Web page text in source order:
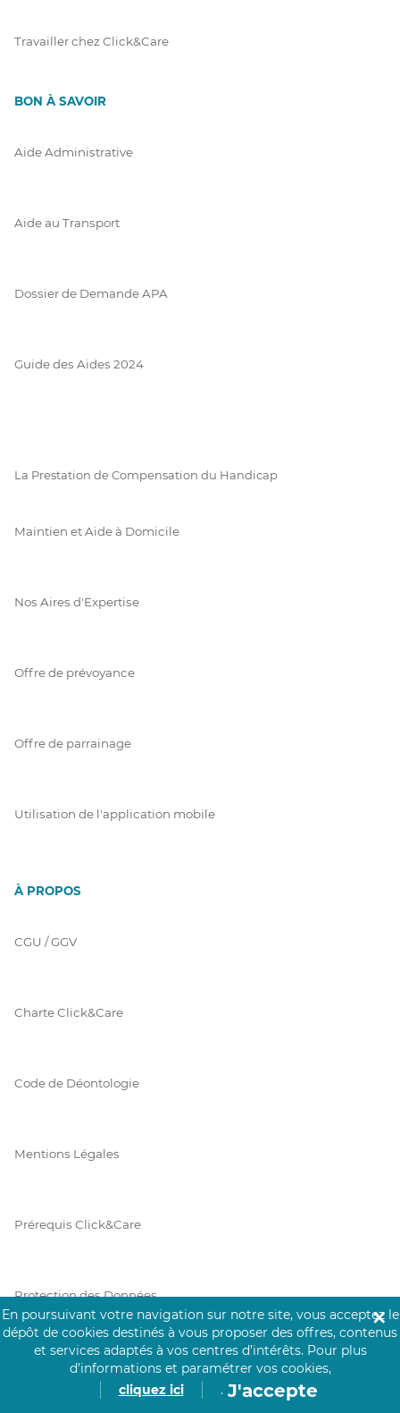
Travailler chez Click&Care
BON À SAVOIR
Aide Administrative
Aide au Transport
Dossier de Demande APA
Guide des Aides 2024
La Prestation de Compensation du Handicap
Maintien et Aide à Domicile
Nos Aires d'Expertise
Offre de prévoyance
Offre de parrainage
Utilisation de l'application mobile
À PROPOS
CGU / GGV
Charte Click&Care
Code de Déontologie
Mentions Légales
Prérequis Click&Care
Protection des Données
Vie Privée
En poursuivant votre navigation sur notre site, vous acceptez le
dépôt de cookies destinés à vous proposer des offres, contenus
et services adaptés à vos centres d’intérêts. Pour plus
d’informations et paramétrer vos cookies,
cliquez ici
. J'accepte
✕